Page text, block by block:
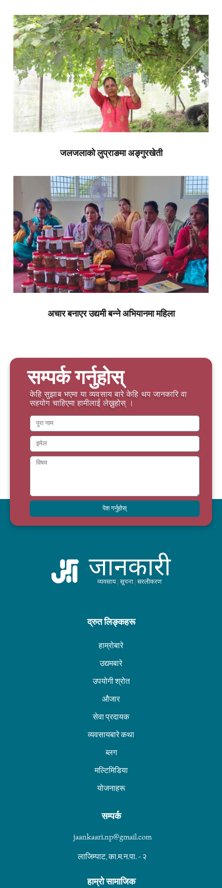
जलजलाको लुप्राङमा अङ्गुरखेती
अचार बनाएर उद्यमी बन्ने अभियानमा महिला
सम्पर्क गर्नुहोस्
केहि सुझाब भएमा या व्यवसाय बारे केहि थप जानकारि वा
सहयोग चाहिएमा हामीलाई लेख्नुहोस् ।
पेश गर्नुहोस्
द्रुत लिङ्कहरू
हाम्रोबारे
उद्यमबारे
उपयोगी श्रोत
औजार
सेवा प्रदायक
व्यवसायबारे कथा
ब्लग
मल्टिमिडिया
योजनाहरू
सम्पर्क
jaankaari.np@gmail.com
लाजिम्पाट, का.म.न.पा. - २
हाम्रो सामाजिक